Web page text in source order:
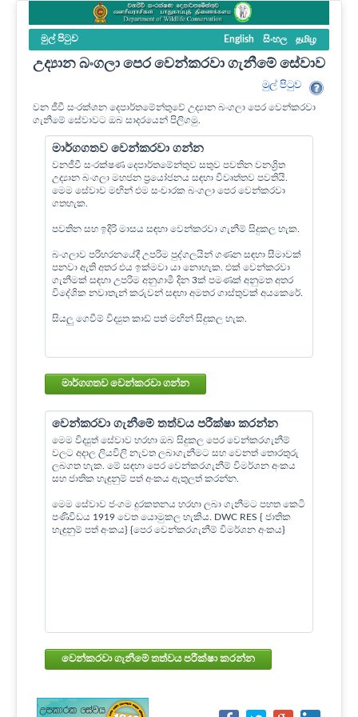
මුල් පි‍ටුව English සිංහල தமிழ
උද්‍යාන බංගලා පෙර වෙන්කරවා ගැනීමේ සේවාව
මුල් පි‍ටුව
වන ජීවී සංරක්ශන දෙපාර්තමේන්තුවේ උද්‍යාන බංගලා පෙර වෙන්කරවා
ගැනීමේ සේවාවට ඔබ සාදරයෙන් පිලිගමු.
මාර්ගගතව වෙන්කරවා ගන්න
වනජීවී සංරක්ෂණ දෙපාර්තමේන්තුව සතුව පවතින වනශ්‍රිත
උද්‍යාන බංගලා මහජන ප්‍රයෝජනය සඳහා විවෘත්තව පවතියි.
මෙම සේවාව මඟින් එම සංචාරක බංගලා පෙර වෙන්කරවා
ගතහැක.
පවතින සහ ඉදිරි මාසය සඳහා වෙන්කරවා ගැනීම් සිදුකල හැක.
බංගලාව පරිහරනයේදී උපරිම පුද්ගලයින් ගණන සඳහා සීමාවක්
පනවා ඇති අතර එය ඉක්මවා යා නොහැක. එක් වෙන්කරවා
ගැනීමක් සඳහා උපරිම අනුගාමී දින 3ක් පමණක් අනුමත අතර
විදේශික නවාතැන් කරුවන් සඳහා අමතර ගාස්තුවක් අයකෙරේ.
සියලු ගෙවීම් විද්‍යුත කාඩ් පත් මඟින් සිදුකල හැක.
මාර්ගගතව වෙන්කරවා ගන්න
වෙන්කරවා ගැනීමේ තත්වය පරීක්ෂා කරන්න
මෙම විද්‍යුත් සේවාව හරහා ඔබ සිදුකල පෙර වෙන්කරගැනීම්
වලට අදාල ලියවිලි නැවත ලබාගැනීමට සහ වෙනත් තොරතුරු
ලබගත හැක. මේ සඳහා පෙර වෙන්කරගැනීම් විමර්ශන අංකය
සහ ජාතික හැඳුනුම් පත් අංකය ඇතුලත් කරන්න.
මෙම සේවාව ජංගම දුරකතනය හරහා ලබා ගැනීමට පහත කෙටි
පණිවිඩය 1919 වෙත යොමුකල හැකිය. DWC RES { ජාතික
හැඳුනුම් පත් අංකය} {පෙර වෙන්කරගැනීම් විමර්ශන අංකය}
වෙන්කරවා ගැනීමේ තත්වය පරීක්ෂා කරන්න